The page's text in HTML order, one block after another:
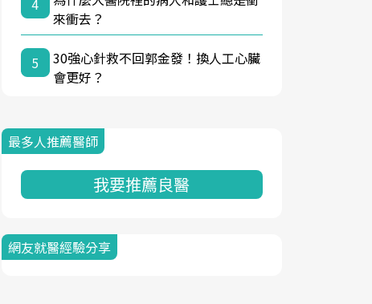
4
來衝去？
5
30強心針救不回郭金發！換人工心臟
會更好？
最多人推薦醫師
我要推薦良醫
網友就醫經驗分享